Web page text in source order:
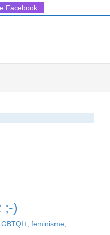
Facebook
;-)
,feminisme